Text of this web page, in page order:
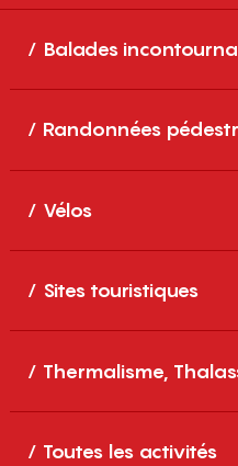
Balades
Randonnées
Vélos
Sites touristiques
Thermalisme,
Toutes les activités
concerts, expositions,
les Pyrénées-
de grands temps forts
de
vivre les
des sorties près de
infos dans notre
et sorties
Orientales
villages de
naturels, les
une destination
des moments en
au long...